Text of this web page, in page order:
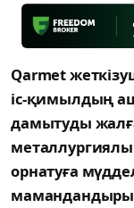
Qarmet
іс-қимылдың
дамытуды
орнатуға